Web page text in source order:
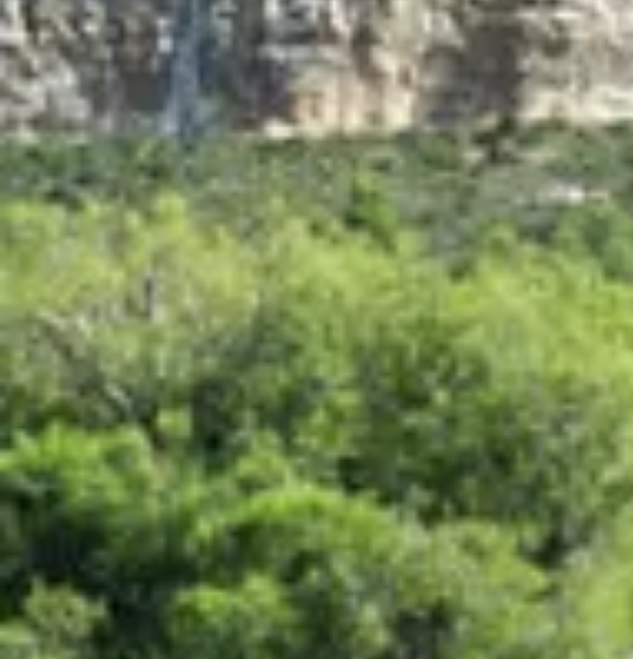
Bodegas y cata de vinos Provenza
Bodegas y cata de vinos Savoie
Bodegas y cata de vinos Sudoeste Francia
Bodegas y cata de vinos Valle del Loira
Bodegas y cata de vinos Valle del Ródano
Bodegas y cata de vinos Carcassonne
Bodegas y cata de vinos Dijon
Bodegas y cata de vinos Narbona
Bodegas y cata de vinos Nimes
Bodegas y cata de vinos Reims
Bodegas y cata de vinos Saint Emilion